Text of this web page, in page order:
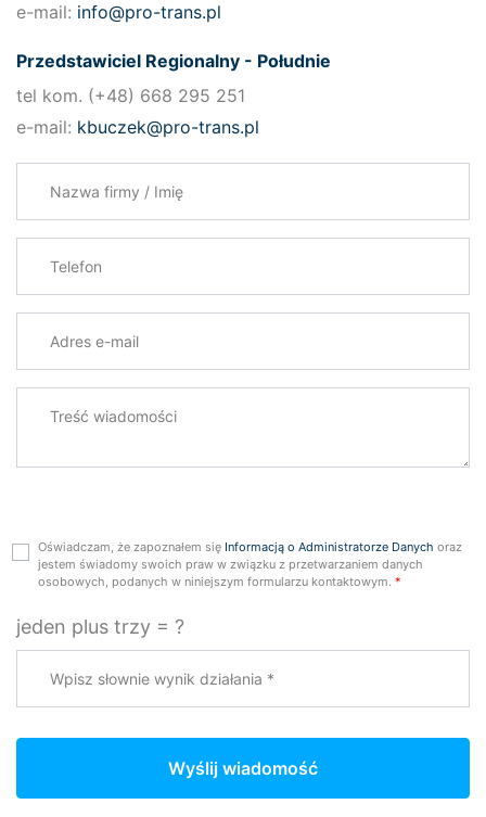
e-mail: info@pro-trans.pl
Przedstawiciel Regionalny - Południe
tel kom. (+48) 668 295 251
e-mail: kbuczek@pro-trans.pl
Oświadczam, że zapoznałem się Informacją o Administratorze Danych oraz
jestem świadomy swoich praw w związku z przetwarzaniem danych
osobowych, podanych w niniejszym formularzu kontaktowym. *
jeden plus trzy = ?
Wyślij wiadomość